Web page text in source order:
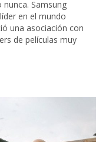
Samsung
en el mundo
una asociación con
de películas muy